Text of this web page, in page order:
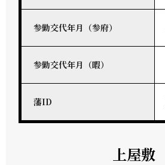
参勤交代年月（参府）
参勤交代年月（暇）
藩ID
上屋敷